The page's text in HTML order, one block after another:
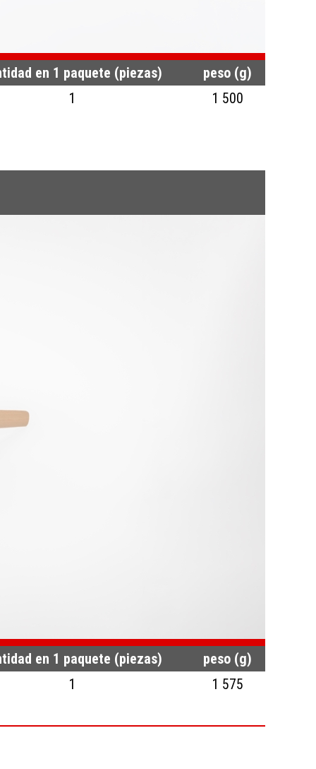
en 1 paquete (piezas)
peso (g)
1 1 500
en 1 paquete (piezas)
peso (g)
1 1 575